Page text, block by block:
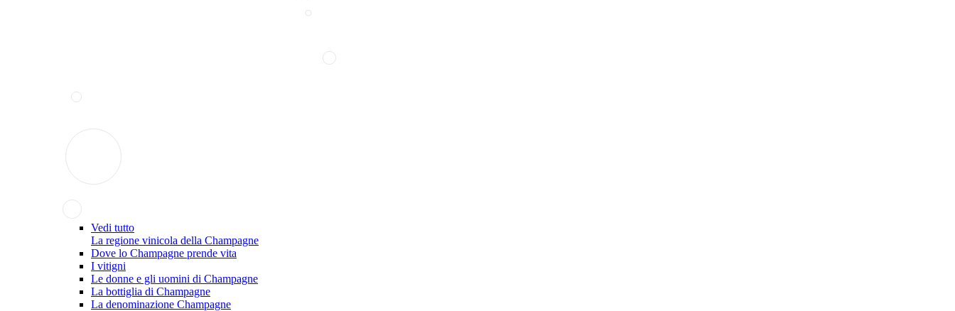
Vedi tutto
La regione vinicola della Champagne
Dove lo Champagne prende vita
I vitigni
Le donne e gli uomini di Champagne
La bottiglia di Champagne
La denominazione Champagne